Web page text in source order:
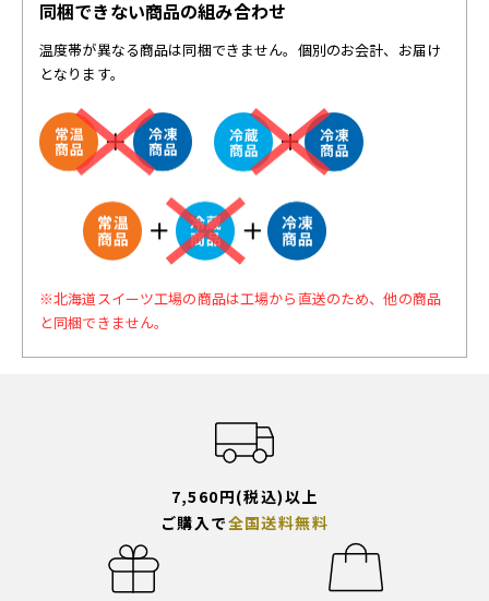
同梱できない商品の組み合わせ
温度帯が異なる商品は同梱できません。個別のお会計、お届け
となります。
※北海道スイーツ工場の商品は工場から直送のため、他の商品
と同梱できません。
7,560円(税込)以上
ご購入で全国送料無料